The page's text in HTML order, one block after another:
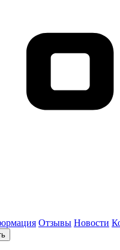
Отзывы Новости